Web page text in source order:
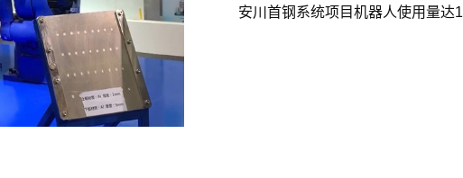
安川首钢系统项目机器人使用量达